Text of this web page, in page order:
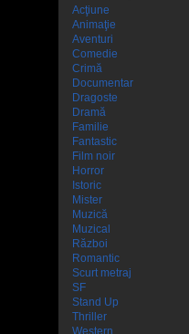
Acţiune
Animaţie
Aventuri
Comedie
Crimă
Documentar
Dragoste
Dramă
Familie
Fantastic
Film noir
Horror
Istoric
Mister
Muzică
Muzical
Război
Romantic
Scurt metraj
SF
Stand Up
Thriller
Western